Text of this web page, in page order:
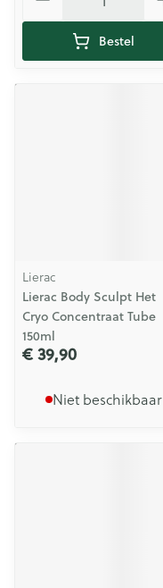
Bestel
Lierac
Lierac Body Sculpt Het
Cryo Concentraat Tube
150ml
€ 39,90
Niet beschikbaar